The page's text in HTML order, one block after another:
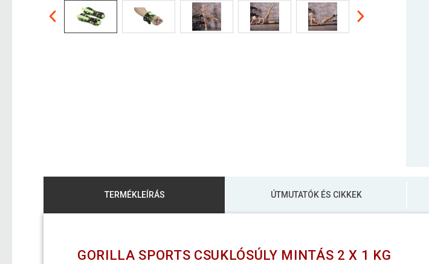
TERMÉKLEÍRÁS ÚTMUTATÓK ÉS CIKKEK
GORILLA SPORTS CSUKLÓSÚLY MINTÁS 2 X 1 KG